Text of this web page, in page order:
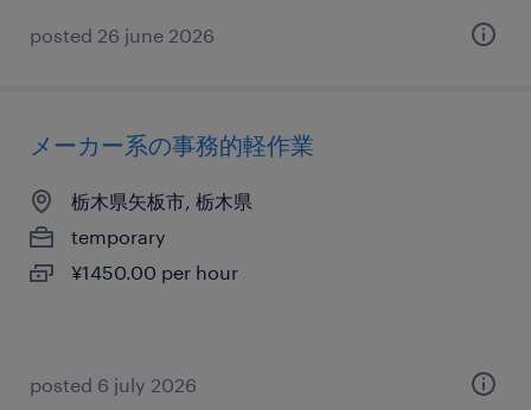
posted 26 june 2026
メーカー系の事務的軽作業
栃木県矢板市, 栃木県
temporary
¥1450.00 per hour
posted 6 july 2026